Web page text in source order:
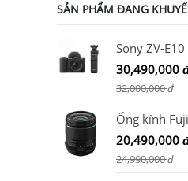
SẢN PHẨM ĐANG
30,490,000
32,000,000đ
20,490,000
24,990,000đ